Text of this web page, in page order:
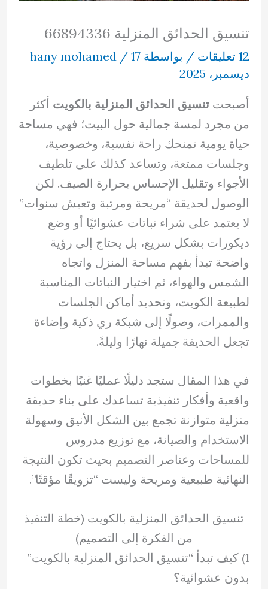
تنسيق الحدائق المنزلية 66894336
12 تعليقات / بواسطة hany mohamed /17
ديسمبر، 2025
أصبحت تنسيق الحدائق المنزلية بالكويت أكثر
من مجرد لمسة جمالية حول البيت؛ فهي مساحة
حياة يومية تمنحك راحة نفسية، وخصوصية،
وجلسات ممتعة، وتساعد كذلك على تلطيف
الأجواء وتقليل الإحساس بحرارة الصيف. لكن
الوصول لحديقة “مريحة ومرتبة وتعيش سنوات”
لا يعتمد على شراء نباتات عشوائيًا أو وضع
ديكورات بشكل سريع، بل يحتاج إلى رؤية
واضحة تبدأ بفهم مساحة المنزل واتجاه
الشمس والهواء، ثم اختيار النباتات المناسبة
لطبيعة الكويت، وتحديد أماكن الجلسات
والممرات، وصولًا إلى شبكة ري ذكية وإضاءة
تجعل الحديقة جميلة نهارًا وليلةً.
في هذا المقال ستجد دليلًا عمليًا غنيًا بخطوات
واقعية وأفكار تنفيذية تساعدك على بناء حديقة
منزلية متوازنة تجمع بين الشكل الأنيق وسهولة
الاستخدام والصيانة، مع توزيع مدروس
للمساحات وعناصر التصميم بحيث تكون النتيجة
النهائية طبيعية ومريحة وليست “تزويقًا مؤقتًا”.
تنسيق الحدائق المنزلية بالكويت (خطة التنفيذ
من الفكرة إلى التصميم)
1) كيف تبدأ “تنسيق الحدائق المنزلية بالكويت”
بدون عشوائية؟